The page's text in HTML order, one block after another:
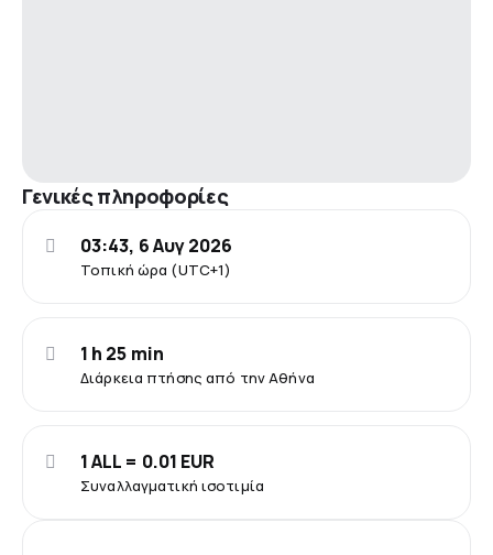
Γενικές πληροφορίες
Τοπική ώρα (UTC+1)
03:43, 6 Αυγ 2026
Διάρκεια πτήσης από την Αθήνα
1 h 25 min
Συναλλαγματική ισοτιμία
1 ALL = 0.01 EUR